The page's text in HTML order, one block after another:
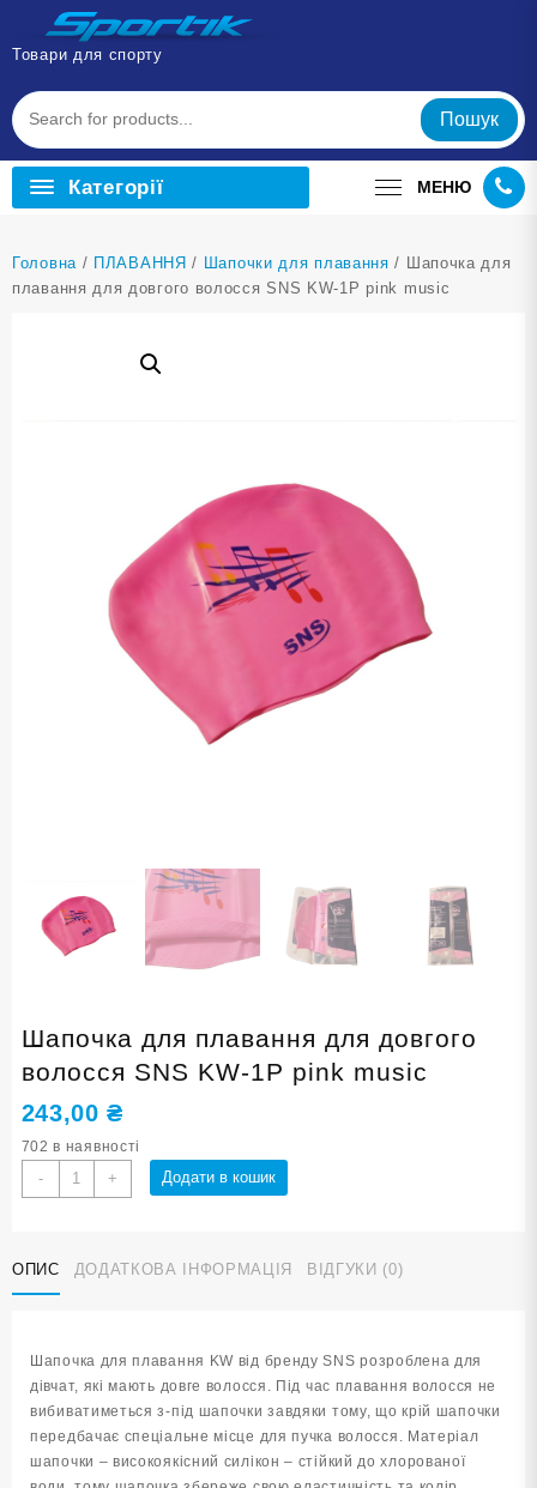
Перейти
вмісту
Товари для спорту
Пошук
Категорії МЕНЮ
Головна / ПЛАВАННЯ / Шапочки для плавання / Шапочка для
плавання для довгого волосся SNS KW-1Р pink music
Шапочка для плавання для довгого
волосся SNS KW-1Р pink music
243,00₴
702 в наявності
-
Шапочка
для
довгого
волосся
pink
кількість
+ Додати в кошик
ОПИС ДОДАТКОВА ІНФОРМАЦІЯ ВІДГУКИ (0)
Шапочка для плавання KW від бренду SNS розроблена для
дівчат, які мають довге волосся. Під час плавання волосся не
вибиватиметься з-під шапочки завдяки тому, що крій шапочки
передбачає спеціальне місце для пучка волосся. Матеріал
шапочки – високоякісний силікон – стійкий до хлорованої